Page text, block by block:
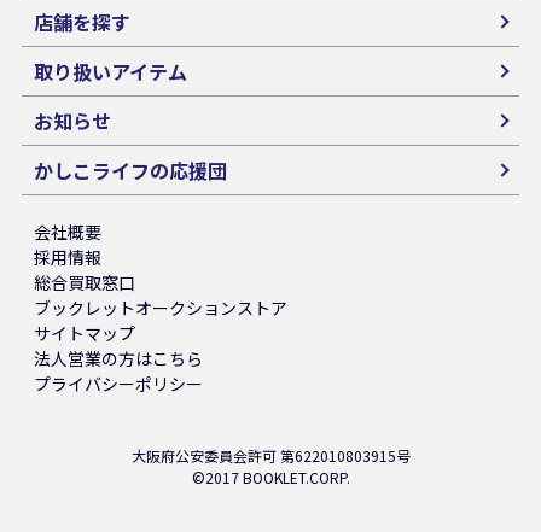
店舗を探す
取り扱いアイテム
お知らせ
かしこライフの応援団
会社概要
採用情報
総合買取窓口
ブックレットオークションストア
サイトマップ
法人営業の方はこちら
プライバシーポリシー
大阪府公安委員会許可 第622010803915号
©2017 BOOKLET.CORP.